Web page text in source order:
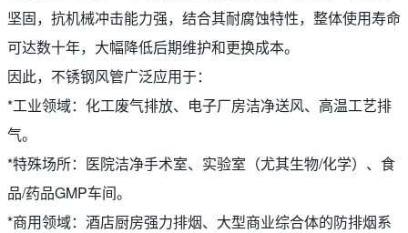
坚固，抗机械冲击能力强，结合其耐腐蚀特性，整体使用寿命
可达数十年，大幅降低后期维护和更换成本。
因此，不锈钢风管广泛应用于：
*工业领域：化工废气排放、电子厂房洁净送风、高温工艺排
气。
*特殊场所：医院洁净手术室、实验室（尤其生物/化学）、食
品/药品GMP车间。
*商用领域：酒店厨房强力排烟、大型商业综合体的防排烟系